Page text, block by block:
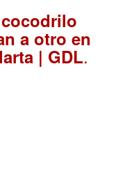
a otro en
| GDL.